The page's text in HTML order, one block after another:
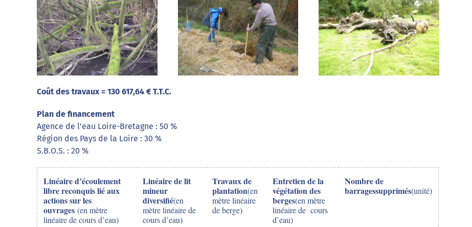
Coût des travaux = 130 617,64 € T.T.C.
Plan de financement
Agence de l’eau Loire-Bretagne : 50 %
Région des Pays de la Loire : 30 %
S.B.O.S. : 20 %
Linéaire d’écoulement
libre reconquis lié aux
actions sur les
ouvrages (en mètre
linéaire de cours d’eau)
Linéaire de lit
mineur
diversifié(en
mètre linéaire de
cours d’eau)
Travaux de
plantation(en
mètre linéaire
de berge)
Entretien de la
végétation des
berges(en mètre
linéaire de cours
d’eau)
Nombre de
barragessupprimés(unité)